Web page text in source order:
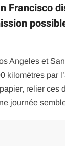
Francisco
Angeles et
kilomètres par
relier ces
journée